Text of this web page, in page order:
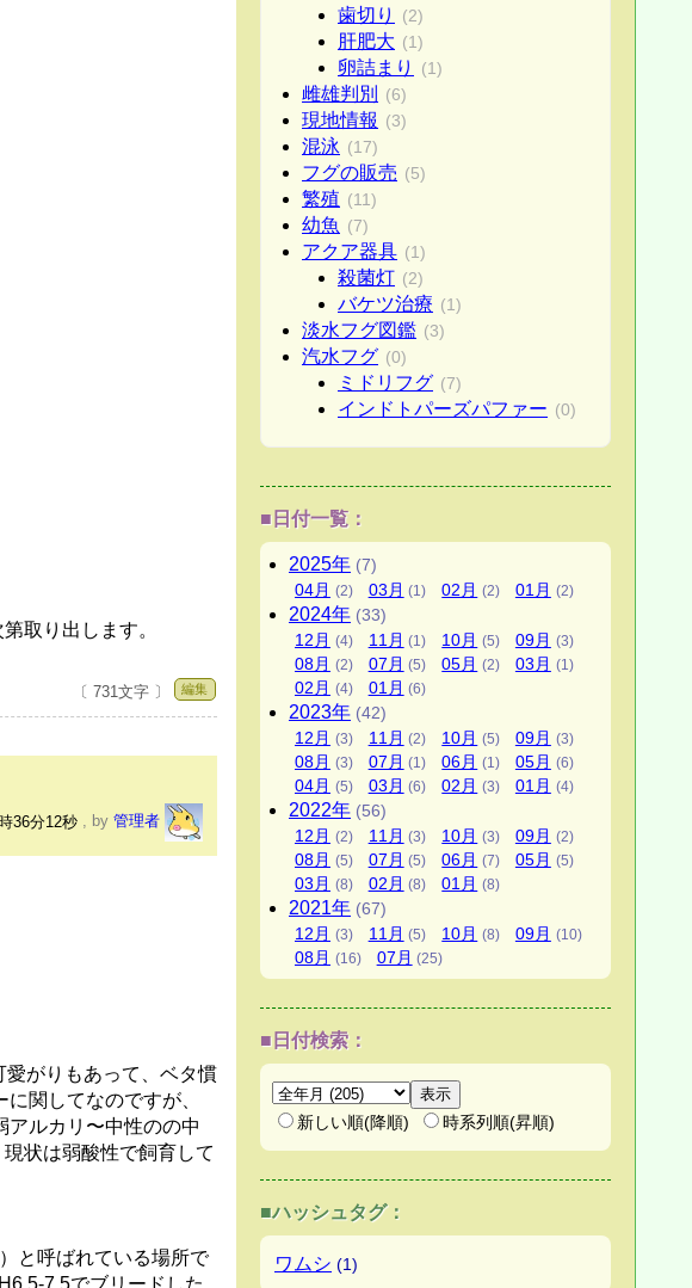
取り出します。
〔 731文字 〕 編集
36分12秒 , by 管理者
がりもあって、ベタ慣
関してなのですが、
ルカリ〜中性のの中
状は弱酸性で飼育して
と呼ばれている場所で
歯切り (2)
肝肥大 (1)
卵詰まり (1)
雌雄判別 (6)
現地情報 (3)
混泳 (17)
フグの販売 (5)
繁殖 (11)
幼魚 (7)
アクア器具 (1)
殺菌灯 (2)
バケツ治療 (1)
淡水フグ図鑑 (3)
汽水フグ (0)
ミドリフグ (7)
インドトパーズパファー (0)
■日付一覧：
2025年 (7)
04月 (2) 03月 (1) 02月 (2) 01月 (2)
2024年 (33)
12月 (4) 11月 (1) 10月 (5) 09月 (3)
08月 (2) 07月 (5) 05月 (2) 03月 (1)
02月 (4) 01月 (6)
2023年 (42)
12月 (3) 11月 (2) 10月 (5) 09月 (3)
08月 (3) 07月 (1) 06月 (1) 05月 (6)
04月 (5) 03月 (6) 02月 (3) 01月 (4)
2022年 (56)
12月 (2) 11月 (3) 10月 (3) 09月 (2)
08月 (5) 07月 (5) 06月 (7) 05月 (5)
03月 (8) 02月 (8) 01月 (8)
2021年 (67)
12月 (3) 11月 (5) 10月 (8) 09月 (10)
08月 (16) 07月 (25)
■日付検索：
新しい順(降順) 時系列順(昇順)
■ハッシュタグ：
ワムシ (1)